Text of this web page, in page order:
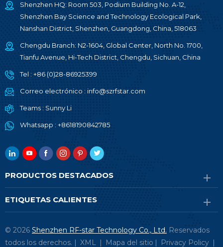
Shenzhen HQ: Room 503, Podium Building No. A-12,
Shenzhen Bay Science and Technology Ecological Park,
Nanshan District, Shenzhen, Guangdong, China, 518063
Chengdu Branch: N2-1604, Global Center, North No. 1700,
Tianfu Avenue, Hi-Tech District, Chengdu, Sichuan, China
Tel : +86 (0)28-86925399
Correo electrónico : info@szrfstar.com
Teams : Sunny Li
Whatsapp : +8618190842785
PRODUCTOS DESTACADOS
ETIQUETAS CALIENTES
© 2026 Shenzhen RF-star Technology Co., Ltd. Reservados
todos los derechos. | XML | Mapa del sitio | Privacy Policy |